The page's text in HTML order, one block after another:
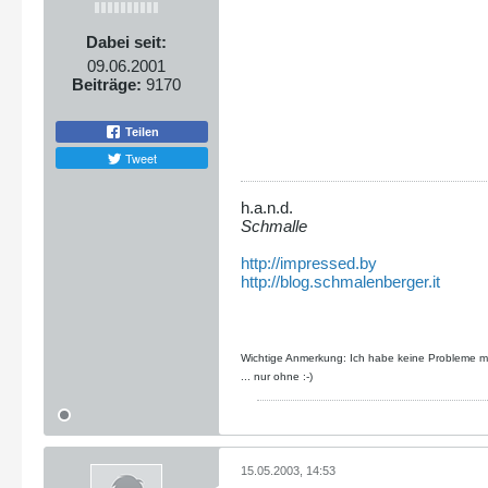
Dabei seit:
09.06.2001
Beiträge: 9170
Teilen
Tweet
h.a.n.d.
Schmalle
http://impressed.by
http://blog.schmalenberger.it
Wichtige Anmerkung: Ich habe keine Probleme
... nur ohne :-)
15.05.2003, 14:53